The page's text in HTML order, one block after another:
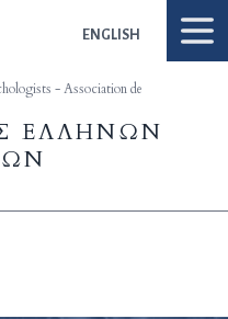
ENGLISH
- Association de
ΕΛΛΗΝΩΝ